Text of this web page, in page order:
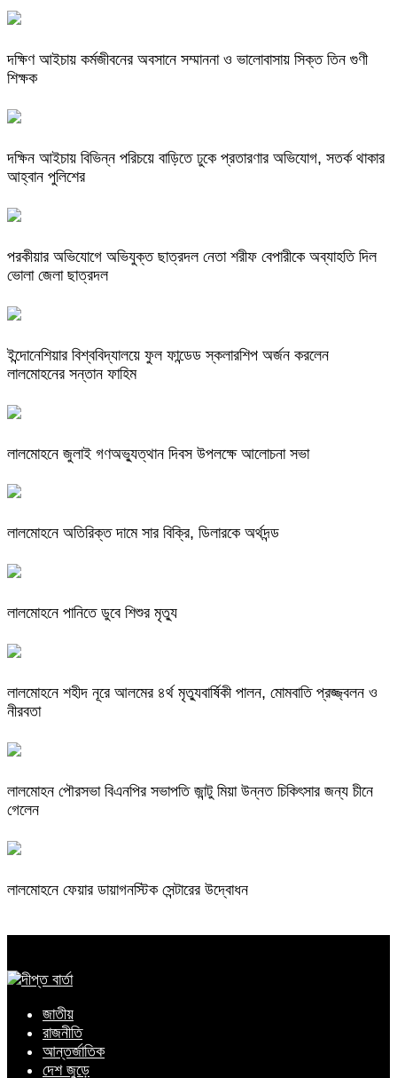
দক্ষিণ আইচায় কর্মজীবনের অবসানে সম্মাননা ও ভালোবাসায় সিক্ত তিন গুণী
শিক্ষক
দক্ষিন আইচায় ‎বিভিন্ন পরিচয়ে বাড়িতে ঢুকে প্রতারণার অভিযোগ, সতর্ক থাকার
আহ্বান পুলিশের
পরকীয়ার অভিযোগে অভিযুক্ত ছাত্রদল নেতা শরীফ বেপারীকে অব্যাহতি দিল
ভোলা জেলা ছাত্রদল
ইন্দোনেশিয়ার বিশ্ববিদ্যালয়ে ফুল ফান্ডেড স্কলারশিপ অর্জন করলেন
লালমোহনের সন্তান ফাহিম
লালমোহনে জুলাই গণঅভ্যুত্থান দিবস উপলক্ষে আলোচনা সভা
লালমোহনে অতিরিক্ত দামে সার বিক্রি, ডিলারকে অর্থদন্ড
লালমোহনে পানিতে ডুবে শিশুর মৃত্যু
লালমোহনে শহীদ নূরে আলমের ৪র্থ মৃত্যুবার্ষিকী পালন, মোমবাতি প্রজ্জ্বলন ও
নীরবতা
লালমোহন পৌরসভা বিএনপির সভাপতি জান্টু মিয়া উন্নত চিকিৎসার জন্য চীনে
গেলেন
লালমোহনে ফেয়ার ডায়াগনস্টিক সেন্টারের উদ্বোধন
জাতীয়
রাজনীতি
আন্তর্জাতিক
দেশ জুড়ে